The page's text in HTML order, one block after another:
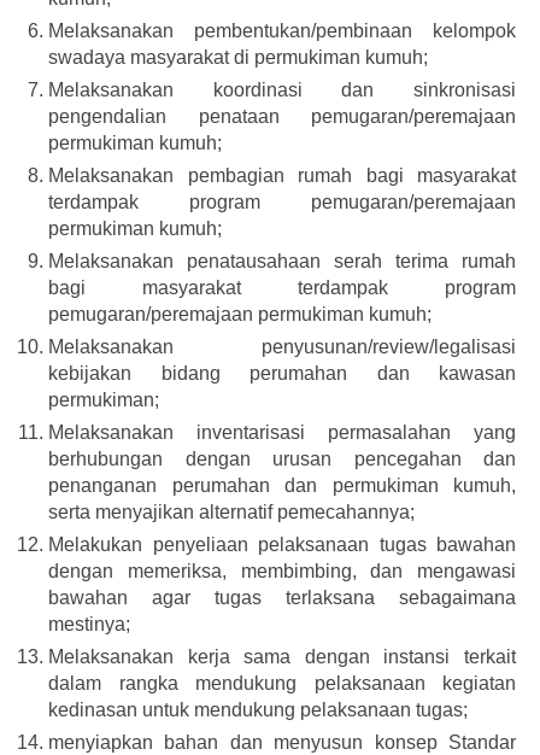
Melaksanakan pembentukan/pembinaan kelompok
swadaya masyarakat di permukiman kumuh;
Melaksanakan koordinasi dan sinkronisasi
pengendalian penataan pemugaran/peremajaan
permukiman kumuh;
Melaksanakan pembagian rumah bagi masyarakat
terdampak program pemugaran/peremajaan
permukiman kumuh;
Melaksanakan penatausahaan serah terima rumah
bagi masyarakat terdampak program
pemugaran/peremajaan permukiman kumuh;
Melaksanakan penyusunan/review/legalisasi
kebijakan bidang perumahan dan kawasan
permukiman;
Melaksanakan inventarisasi permasalahan yang
berhubungan dengan urusan pencegahan dan
penanganan perumahan dan permukiman kumuh,
serta menyajikan alternatif pemecahannya;
Melakukan penyeliaan pelaksanaan tugas bawahan
dengan memeriksa, membimbing, dan mengawasi
bawahan agar tugas terlaksana sebagaimana
mestinya;
Melaksanakan kerja sama dengan instansi terkait
dalam rangka mendukung pelaksanaan kegiatan
kedinasan untuk mendukung pelaksanaan tugas;
menyiapkan bahan dan menyusun konsep Standar